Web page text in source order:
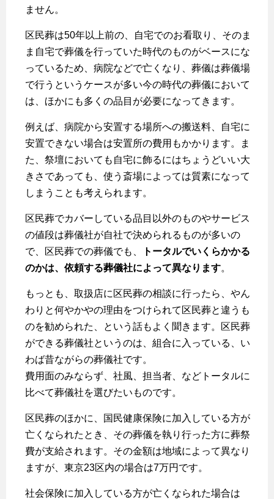
ません。
区民葬は50年以上前の、自宅でのお看取り、そのま
ま自宅で葬儀を行っていた時代のものがベースにな
っているため、病院などで亡くなり、葬儀は葬儀場
で行うというケースが多い今の時代の葬儀において
は、ほかにも多くの品目が必要になってきます。
例えば、病院から安置する場所への搬送料、自宅に
安置できない場合は安置所の費用もかかります。ま
た、祭壇においても自宅に飾るにはちょうどいい大
きさであっても、使う斎場によっては質素になって
しまうことも考えられます。
区民葬でカバーしている品目以外のものやサービス
の値段は葬儀社が自社で決められるものが多いの
で、区民葬での葬儀でも、
トータルでいくらかかる
のかは、依頼する葬儀社によって異なります。
もっとも、取扱店に区民葬の相談に行ったら、やん
わりと何やかやの理由をつけられて区民葬と違うも
のを勧められた、という話もよく聞きます。区民葬
ができる葬儀社というのは、組合に入っている、い
わば昔ながらの葬儀社です。
費用面のみならず、社風、担当者、などトータルに
比べて葬儀社を選びたいものです。
区民葬のほかに、国民健康保険に加入している方が
亡くなられたとき、その葬儀を執り行った方に葬祭
費が支給されます。その金額は地域によって異なり
ますが、東京23区内の場合は7万円です。
社会保険に加入している方が亡くなられた場合は